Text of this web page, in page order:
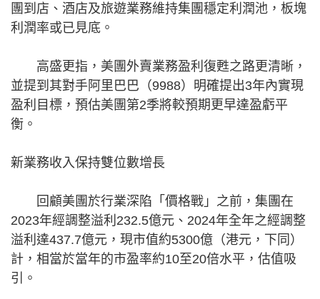
團到店、酒店及旅遊業務維持集團穩定利潤池，板塊
利潤率或已見底。
高盛更指，美團外賣業務盈利復甦之路更清晰，
並提到其對手阿里巴巴（9988）明確提出3年內實現
盈利目標，預估美團第2季將較預期更早達盈虧平
衡。
新業務收入保持雙位數增長
回顧美團於行業深陷「價格戰」之前，集團在
2023年經調整溢利232.5億元、2024年全年之經調整
溢利達437.7億元，現市值約5300億（港元，下同）
計，相當於當年的市盈率約10至20倍水平，估值吸
引。